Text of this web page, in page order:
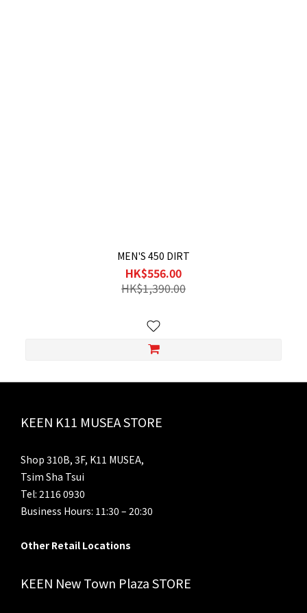
MEN'S 450 DIRT
HK$556.00
HK$1,390.00
KEEN K11 MUSEA STORE
Shop 310B, 3F, K11 MUSEA,
Tsim Sha Tsui
Tel: 2116 0930
Business Hours: 11:30 – 20:30
Other Retail Locations
KEEN New Town Plaza STORE